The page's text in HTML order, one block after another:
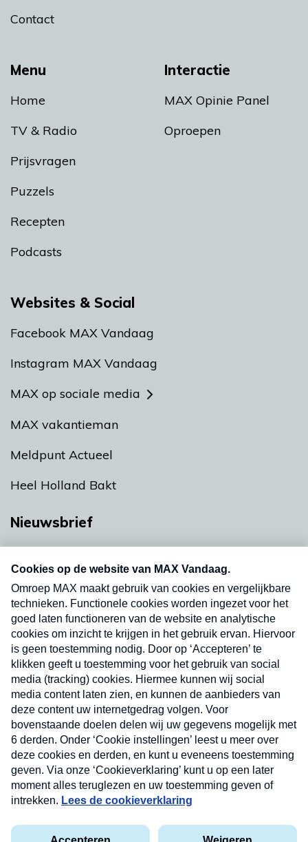
Menu
Home
TV & Radio
Prijsvragen
Puzzels
Recepten
Podcasts
Interactie
MAX Opinie Panel
Oproepen
Contact
Websites & Social
Facebook MAX Vandaag
Instagram MAX Vandaag
MAX op sociale media
MAX vakantieman
Meldpunt Actueel
Heel Holland Bakt
Nieuwsbrief
nieuwsbrief. Elke vrijdag- en dinsdagochtend in
uw mailbox.
Verzend
Privacyverklaring
Cookieverklaring
Nieuwsbrief
Neem hier een gratis abonnement op onze
nieuwsbrief. Elke vrijdag- en dinsdagochtend in uw